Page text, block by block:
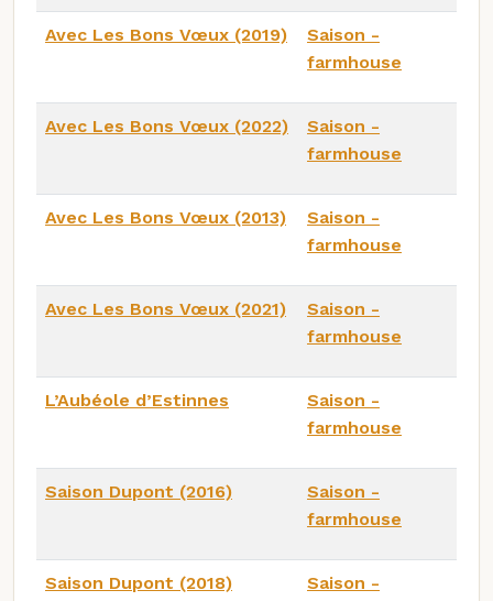
Avec Les Bons Vœux (2019)
Saison -
farmhouse
Avec Les Bons Vœux (2022)
Saison -
farmhouse
Avec Les Bons Vœux (2013)
Saison -
farmhouse
Avec Les Bons Vœux (2021)
Saison -
farmhouse
L’Aubéole d’Estinnes
Saison -
farmhouse
Saison Dupont (2016)
Saison -
farmhouse
Saison Dupont (2018)
Saison -